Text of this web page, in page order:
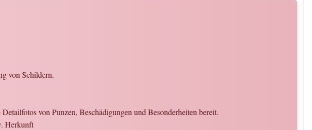
von Schildern.
von Punzen, Beschädigungen und Besonderheiten bereit.
Herkunft